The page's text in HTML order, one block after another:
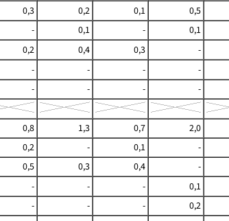
0,3 0,2 0,1
0,5
- 0,1 -
0,1
0,2 0,4 0,3
-
- - -
-
- - -
-
0,8 1,3 0,7
2,0
0,2 - 0,1
-
0,5 0,3 0,4
-
- - -
0,1
- - -
0,2